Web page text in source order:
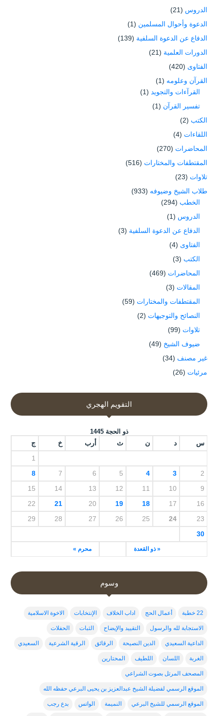
الدروس (21)
الدعوة وأحوال المسلمين (1)
الدفاع عن الدعوة السلفية (139)
الدورات العلمية (21)
الفتاوى (420)
القرآن وعلومه (1)
القرآءات والتجويد (1)
تفسير القرآن (1)
الكتب (2)
اللقاءات (4)
المحاضرات (270)
المقتطفات والمختارات (516)
تلاوات (23)
طلاب الشيخ وضيوفه (933)
الخطب (294)
الدروس (1)
الدفاع عن الدعوة السلفية (3)
الفتاوى (4)
الكتب (3)
المحاضرات (469)
المقالات (3)
المقتطفات والمختارات (59)
النصائح والتوجيهات (2)
تلاوات (99)
ضيوف الشيخ (49)
غير مصنف (34)
مرئيات (26)
التقويم الهجري
ذو الحجة 1445
س د ن ث أرب خ ج
« ذو القعدة محرم »
1
2
3
4
5
6
7
8
9
10
11
12
13
14
15
16
17
18
19
20
21
22
23
24
25
26
27
28
29
30
وسوم
22 خطبة أعمال الحج اداب الخلاف الإنتخابات الاخوة الاسلامية
الاستجابة لله والرسول التقييد والإيضاح الثبات الحفلات
الداعية السعيدي الدين النصيحة الرقائق الرقية الشرعية السعيدي
الغربة اللسان اللطيف المحتارين
المصحف المرتل بصوت الشراعي
الموقع الرسمي لفضيلة الشيخ عبدالعزيز بن يحيى البرعي حفظه الله
الموقع الرسمي للشيخ البرعي النميمة الواتس بدع رجب